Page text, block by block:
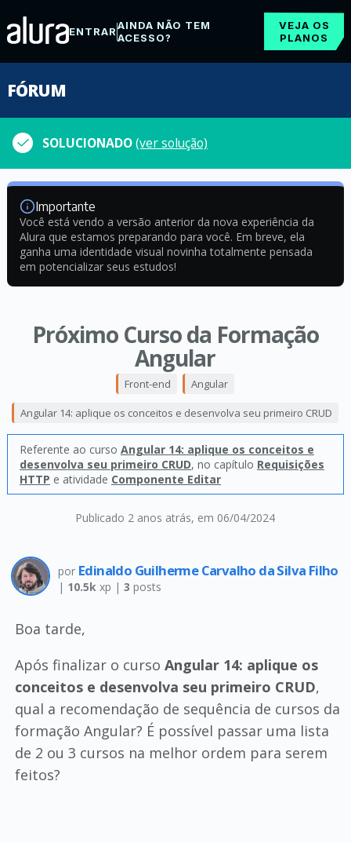
ENTRARAINDA NÃO TEM
ACESSO?
VEJA OS
PLANOS
FÓRUM
SOLUCIONADO(ver solução)
Importante
Você está vendo a versão anterior da nova experiência da
Alura que estamos preparando para você. Em breve, ela
ganha uma identidade visual novinha totalmente pensada
em potencializar seus estudos!
Próximo Curso da Formação
Angular
Publicado 2 anos atrás, em 06/04/2024
Front-end Angular
Angular 14: aplique os conceitos e desenvolva seu primeiro CRUD
Referente ao curso Angular 14: aplique os conceitos e
desenvolva seu primeiro CRUD, no capítulo Requisições
HTTP e atividade Componente Editar
por Edinaldo Guilherme Carvalho da Silva Filho
| 10.5kxp | 3 posts
Boa tarde,
Após finalizar o curso Angular 14: aplique os
conceitos e desenvolva seu primeiro CRUD,
qual a recomendação de sequência de cursos da
formação Angular? É possível passar uma lista
de 2 ou 3 cursos na melhor ordem para serem
feitos?